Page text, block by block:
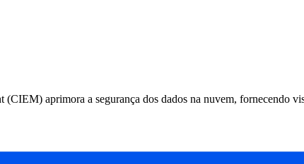
aprimora a segurança dos dados na nuvem, fornecendo